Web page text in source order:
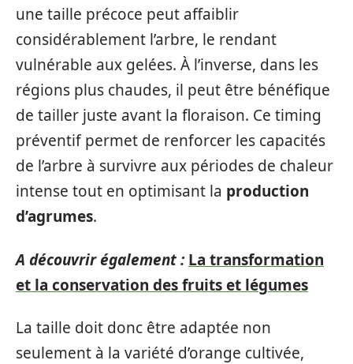
une taille précoce peut affaiblir
considérablement l’arbre, le rendant
vulnérable aux gelées. À l’inverse, dans les
régions plus chaudes, il peut être bénéfique
de tailler juste avant la floraison. Ce timing
préventif permet de renforcer les capacités
de l’arbre à survivre aux périodes de chaleur
intense tout en optimisant la production
d’agrumes.
A découvrir également : La transformation
et la conservation des fruits et légumes
La taille doit donc être adaptée non
seulement à la variété d’orange cultivée,